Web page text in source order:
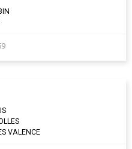
VALENCE